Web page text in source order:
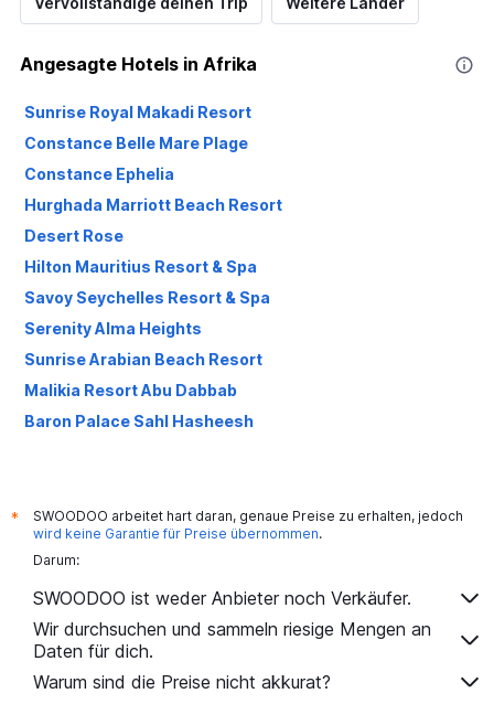
Angesagte Hotels in Afrika
Sunrise Royal Makadi Resort
Constance Belle Mare Plage
Constance Ephelia
Hurghada Marriott Beach Resort
Desert Rose
Hilton Mauritius Resort & Spa
Savoy Seychelles Resort & Spa
Serenity Alma Heights
Sunrise Arabian Beach Resort
Malikia Resort Abu Dabbab
Baron Palace Sahl Hasheesh
Shanti Maurice Resort & Spa
The Residence Mauritius
Panorama Naama Heights Aqua Park
Royal Tulip Taj Sultan
*
SWOODOO arbeitet hart daran, genaue Preise zu erhalten, jedoch
wird keine Garantie für Preise übernommen.
Darum:
SWOODOO ist weder Anbieter noch Verkäufer.
Wir durchsuchen und sammeln riesige Mengen an
Daten für dich.
Warum sind die Preise nicht akkurat?